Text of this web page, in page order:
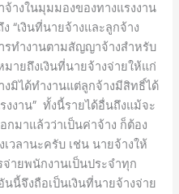
างในมุมมองของทางแรงงาน
“เงินที่นายจ้างและลูกจ้าง
รทำงานตามสัญญาจ้างสำหรับ
ายถึงเงินที่นายจ้างจ่ายให้แก่
มิได้ทำงานแต่ลูกจ้างมีสิทธิ์ได้
งาน” ทั้งนี้รายได้อื่นถึงแม้จะ
มาแล้วว่าเป็นค่าจ้าง ก็ต้อง
วลานะครับ เช่น นายจ้างให้
ายพนักงานเป็นประจำทุก
นี้จึงถือเป็นเงินที่นายจ้างจ่าย